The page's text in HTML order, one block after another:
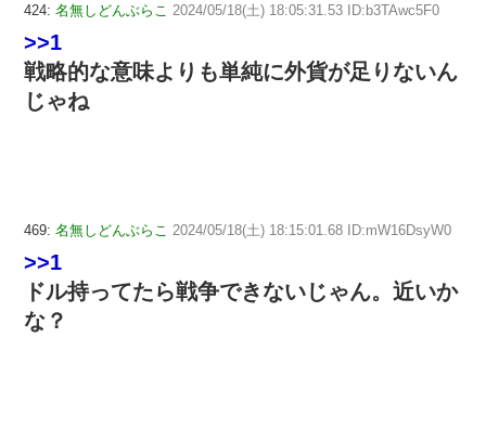
424: 名無しどんぶらこ 2024/05/18(土) 18:05:31.53 ID:b3TAwc5F0
>>1
戦略的な意味よりも単純に外貨が足りないん
じゃね
469: 名無しどんぶらこ 2024/05/18(土) 18:15:01.68 ID:mW16DsyW0
>>1
ドル持ってたら戦争できないじゃん。近いか
な？